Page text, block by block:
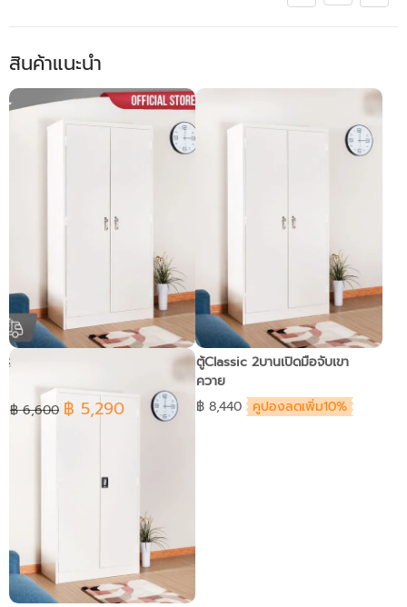
สินค้าแนะนำ
KOL ตู้ 2บานเปิดมือรุ่นมือจับเขา
ควาย พร้อม 3 แผ่นชั้นปรับระดับ
ได้และกุญแจ
฿ 6,600 ฿ 5,290
ตู้Classic 2บานเปิดมือจับเขา
ควาย
฿ 8,440
คูปองลดเพิ่ม10%